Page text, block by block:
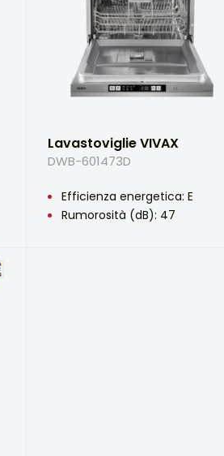
Lavastoviglie VIVAX
DWB-601473D
Efficienza energetica: E
Rumorosità (dB): 47